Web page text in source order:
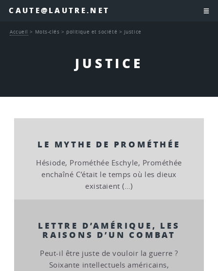
CAUTE@LAUTRE.NET
JUSTICE
Accueil > Mots-clés > politique et société > justice
LE MYTHE DE PROMÉTHÉE
Hésiode, Prométhée Eschyle, Prométhée
enchaîné C’était le temps où les dieux
existaient (…)
LETTRE D’AMÉRIQUE, LES
RAISONS D’UN COMBAT
Peut-il être juste de vouloir la guerre ?
Soixante intellectuels américains,